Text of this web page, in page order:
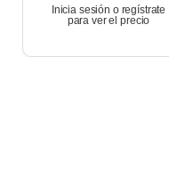
Inicia sesión o regístrate
para ver el precio